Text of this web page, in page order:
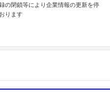
の閉鎖等により企業情報の更新を停
ります